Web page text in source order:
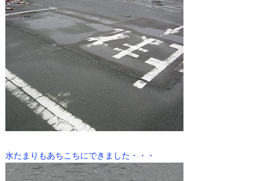
水たまりもあちこちにできました・・・